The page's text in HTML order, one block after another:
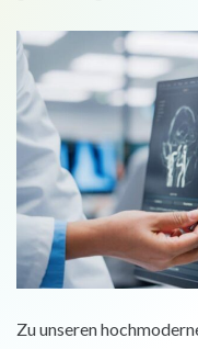
Zu unseren